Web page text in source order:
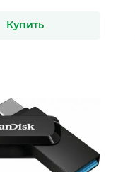
Купить